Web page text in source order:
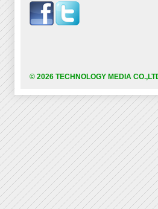
© 2026 TECHNOLOGY MEDIA